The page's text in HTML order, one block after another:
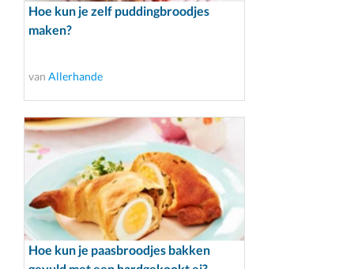
Hoe kun je zelf puddingbroodjes
maken?
van Allerhande
Hoe kun je paasbroodjes bakken